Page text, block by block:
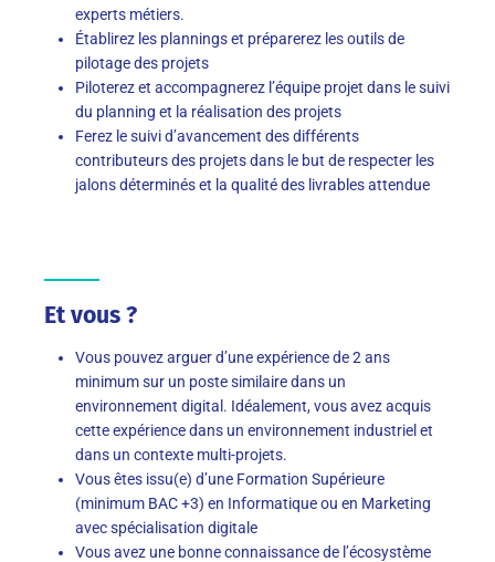
experts métiers.
Établirez les plannings et préparerez les outils de
pilotage des projets
Piloterez et accompagnerez l’équipe projet dans le suivi
du planning et la réalisation des projets
Ferez le suivi d’avancement des différents
contributeurs des projets dans le but de respecter les
jalons déterminés et la qualité des livrables attendue
Et vous ?
Vous pouvez arguer d’une expérience de 2 ans
minimum sur un poste similaire dans un
environnement digital. Idéalement, vous avez acquis
cette expérience dans un environnement industriel et
dans un contexte multi-projets.
Vous êtes issu(e) d’une Formation Supérieure
(minimum BAC +3) en Informatique ou en Marketing
avec spécialisation digitale
Vous avez une bonne connaissance de l’écosystème